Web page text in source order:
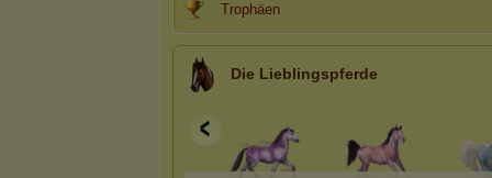
Trophäen
Die Lieblingspferde